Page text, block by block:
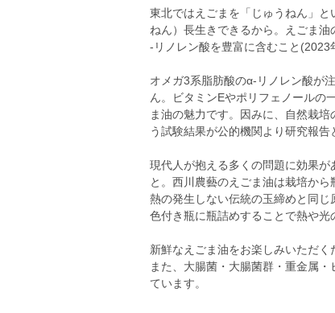
東北ではえごまを「じゅうねん」
ねん）長生きできるから。えごま
-リノレン酸を豊富に含むこと(2023
オメガ3系脂肪酸のα‐リノレン酸が
ん。ビタミンEやポリフェノールの
ま油の魅力です。因みに、自然栽
う試験結果が公的機関より研究報告
現代人が抱える多くの問題に効果
と。西川農藝のえごま油は栽培か
熱の発生しない伝統の玉締めと同
色付き瓶に瓶詰めすることで熱や光
新鮮なえごま油をお楽しみいただく
また、大腸菌・大腸菌群・重金属
ています。